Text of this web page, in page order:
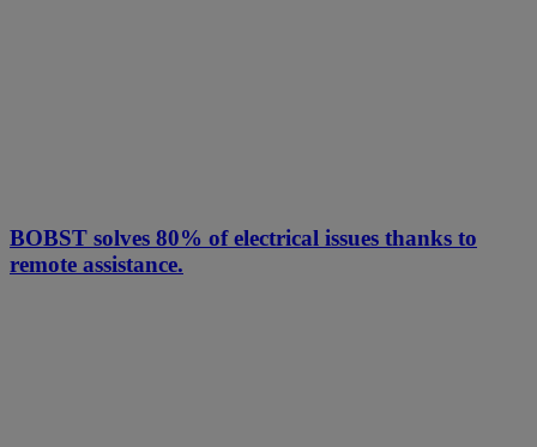
BOBST solves 80% of electrical issues thanks to
remote assistance.